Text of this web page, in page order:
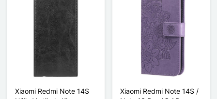
Xiaomi Redmi Note 14S
Xiaomi Redmi Note 14S /